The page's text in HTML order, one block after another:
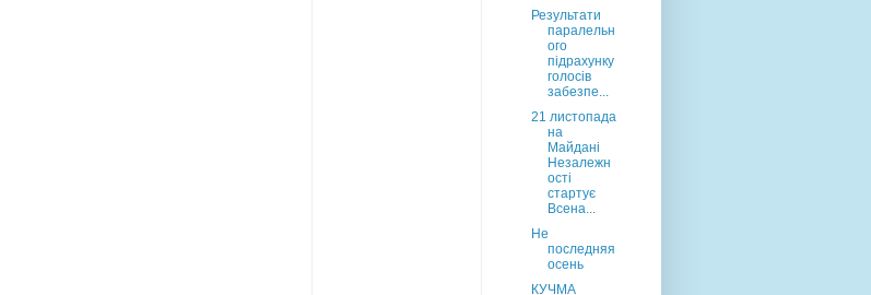
Результати
паралельн
ого
підрахунку
голосів
забезпе...
21 листопада
на
Майдані
Незалежн
ості
стартує
Всена...
Не
последняя
осень
КУЧМА